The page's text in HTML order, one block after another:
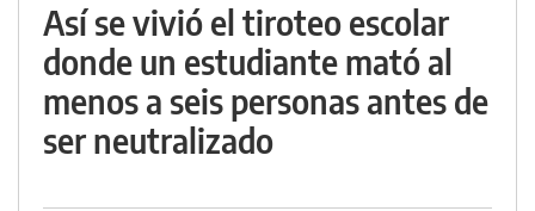
Así se vivió el tiroteo escolar
donde un estudiante mató al
menos a seis personas antes de
ser neutralizado